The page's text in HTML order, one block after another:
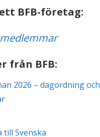
BFB-företag:
från BFB:
2026 – dagordning och
till Svenska